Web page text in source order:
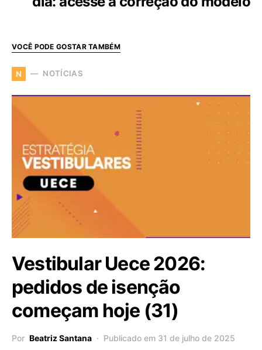
VOCÊ PODE GOSTAR TAMBÉM
N NOTÍCIAS
Vestibular Uece 2026:
pedidos de isenção
começam hoje (31)
Por Beatriz Santana Publicado em 31 de julho de 2025